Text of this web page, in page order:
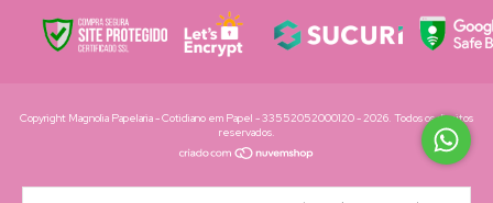
Copyright Magnolia Papelaria - Cotidiano em Papel - 33552052000120 - 2026. Todos os direitos
reservados.